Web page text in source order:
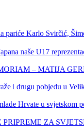
pariće Karlo Svirčić,
naše U17
– MATIJA
i drugu pobjedu u
Hrvate u svjetskom
ZA